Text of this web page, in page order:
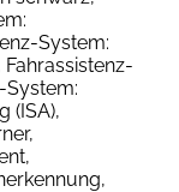
System:
System:
(ISA),